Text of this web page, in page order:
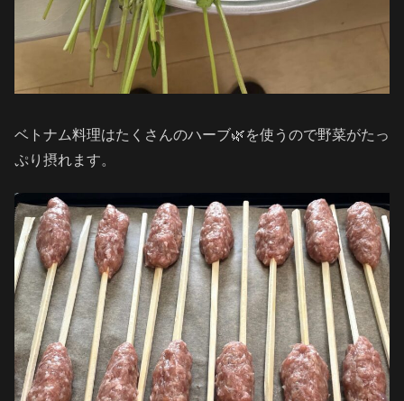
ベトナム料理はたくさんのハーブ🌿を使うので野菜がたっ
ぷり摂れます。